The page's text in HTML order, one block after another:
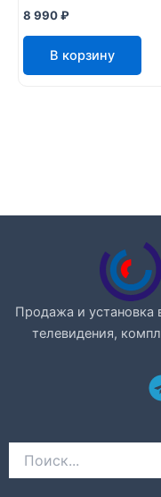
8 990₽
В корзину
Продажа и установка
телевидения,